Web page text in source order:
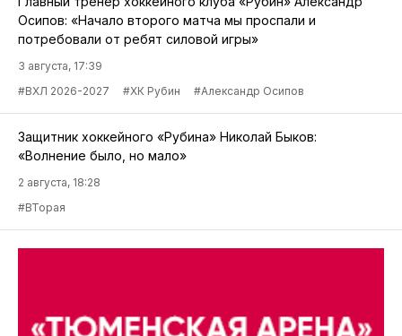
Осипов: «Начало второго матча мы проспали и
потребовали от ребят силовой игры»
3 августа, 17:39
#ВХЛ 2026-2027
#ХК Рубин #Александр Осипов
Защитник хоккейного «Рубина» Николай Быков:
«Волнение было, но мало»
2 августа, 18:28
#ВТорая